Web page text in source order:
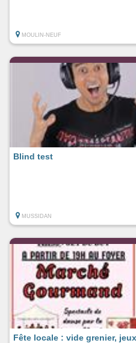
MOULIN-NEUF
Blind test
MUSSIDAN
Fête locale : vide grenier,